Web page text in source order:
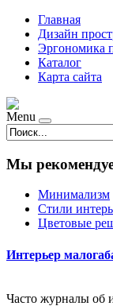
Главная
Дизайн
Эргономика
Каталог
Карта сайта
Menu
Мы
Минимализм
Стили
Цветовые
Интерьер
Часто журналы об